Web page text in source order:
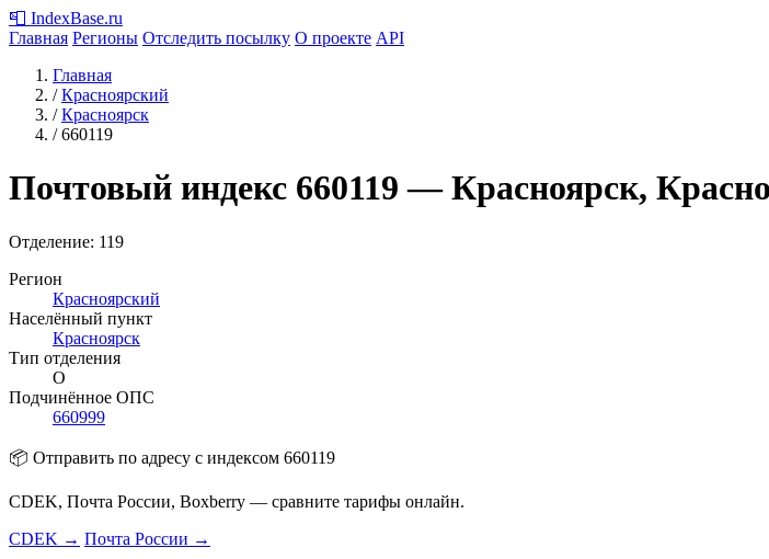
📮 IndexBase.ru
Главная Регионы Отследить посылку О проекте API
Главная
/ Красноярский
/ Красноярск
/ 660119
Почтовый индекс 660119 — Красноярск,
Отделение: 119
Регион
Красноярский
Населённый пункт
Красноярск
Тип отделения
О
Подчинённое ОПС
660999
📦 Отправить по адресу с индексом 660119
CDEK, Почта России, Boxberry — сравните тарифы онлайн.
CDEK → Почта России →